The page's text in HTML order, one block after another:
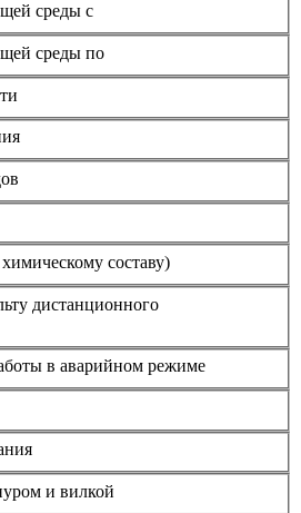
среды с
среды по
составу)
дистанционного
в аварийном режиме
и вилкой